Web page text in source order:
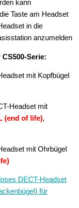
kann
Taste am Headset
in die
anzumelden
Serie:
mit Kopfbügel
Headset mit
(end of life),
mit Ohrbügel
DECT-Headset
für